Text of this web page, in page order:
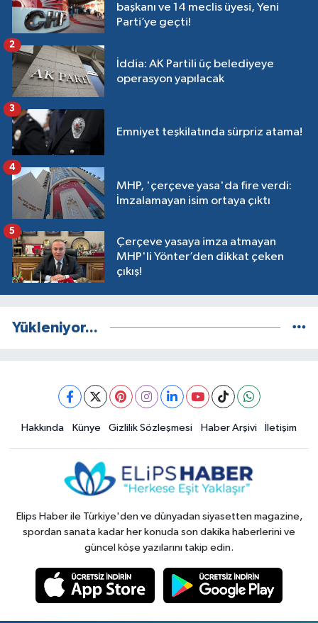
başkanı ve 14 meclis üyesi, Yeni
Parti’ye geçti!
İddia: AK Partili üç belediyeye
operasyon yapılacak
2
Emniyet teşkilatında sürpriz atama!
3
MHP, 'çerçeve yasa'da fire verdi:
İmzalamayan isim ortaya çıktı
4
Çerçeve yasaya imza atmayan
MHP'li Yönter’den dikkat çeken
çıkış!
5
Yükleniyor...
Hakkında Künye Gizlilik Sözleşmesi Haber Arşivi İletişim
Elips Haber ile Türkiye'den ve dünyadan siyasetten magazine,
spordan sanata kadar her konuda son dakika haberlerini ve
güncel köşe yazılarını takip edin.